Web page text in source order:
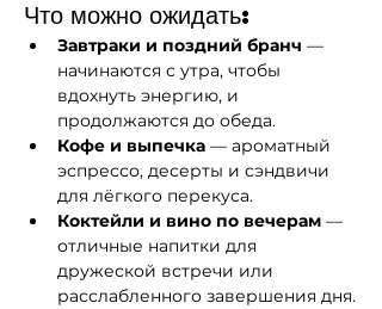
Что можно ожидать:
Завтраки и поздний бранч —
начинаются с утра, чтобы
вдохнуть энергию, и
продолжаются до обеда.
Кофе и выпечка — ароматный
эспрессо, десерты и сэндвичи
для лёгкого перекуса.
Коктейли и вино по вечерам —
отличные напитки для
дружеской встречи или
расслабленного завершения дня.